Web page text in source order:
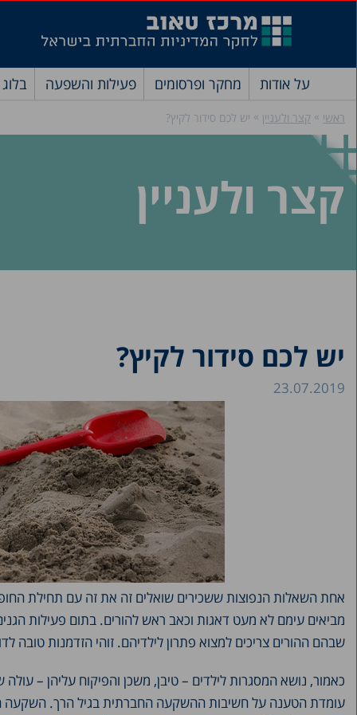
על אודות מחקר ופרסומים פעילות והשפעה בלוג
ראשי » קצר ולעניין » יש לכם סידור לקיץ?
קצר ולעניין
יש לכם סידור לקיץ?
23.07.2019
אחת השאלות הנפוצות ששכירים שואלים זה את זה עם תחילת
מביאים עימם לא מעט דאגות וכאב ראש להורים. בתום פעילות
שבהם ההורים צריכים למצוא פתרון לילדיהם. זוהי הזדמנות טובה
כאמור, נושא המסגרות לילדים – טיבן, משכן והפיקוח עליהן –
עומדת הטענה על חשיבות ההשקעה החברתית בגיל הרך. השקעה